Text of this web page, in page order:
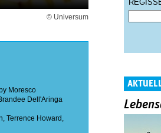
© Universum
Moresco
Dell'Aringa
, Terrence Howard ,